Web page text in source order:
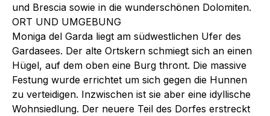
und Brescia sowie in die wunderschönen Dolomiten.
ORT UND UMGEBUNG
Moniga del Garda liegt am südwestlichen Ufer des
Gardasees. Der alte Ortskern schmiegt sich an einen
Hügel, auf dem oben eine Burg thront. Die massive
Festung wurde errichtet um sich gegen die Hunnen
zu verteidigen. Inzwischen ist sie aber eine idyllische
Wohnsiedlung. Der neuere Teil des Dorfes erstreckt